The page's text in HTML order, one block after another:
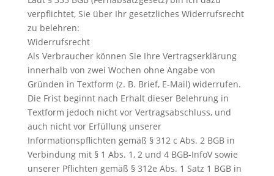
verpflichtet, Sie über Ihr gesetzliches Widerrufsrecht
zu belehren:
Widerrufsrecht
Als Verbraucher können Sie Ihre Vertragserklärung
innerhalb von zwei Wochen ohne Angabe von
Gründen in Textform (z. B. Brief, E-Mail) widerrufen.
Die Frist beginnt nach Erhalt dieser Belehrung in
Textform jedoch nicht vor Vertragsabschluss, und
auch nicht vor Erfüllung unserer
Informationspflichten gemäß § 312 c Abs. 2 BGB in
Verbindung mit § 1 Abs. 1, 2 und 4 BGB-InfoV sowie
unserer Pflichten gemäß § 312e Abs. 1 Satz 1 BGB in